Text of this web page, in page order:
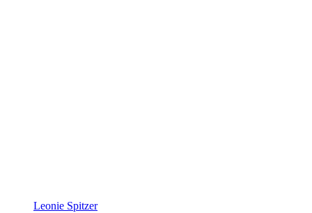
Leonie Spitzer